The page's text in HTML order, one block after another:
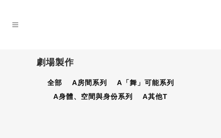
劇場製作
全部 A房間系列
A「舞」可能系列
A身體、空間與身份系列
A其他T